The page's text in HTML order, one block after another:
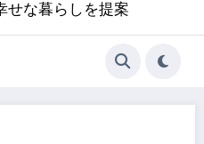
せな暮らしを提案